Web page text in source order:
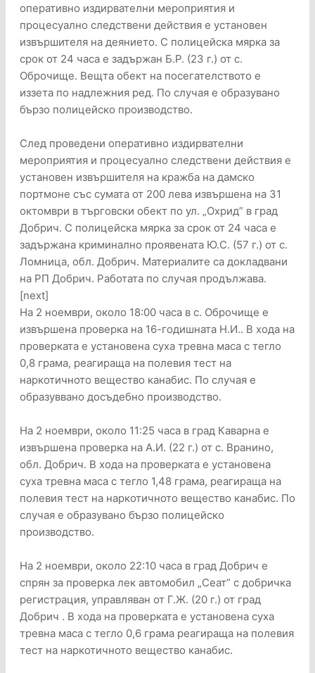
оперативно издирвателни мероприятия и
процесуално следствени действия е установен
извършителя на деянието. С полицейска мярка за
срок от 24 часа е задържан Б.Р. (23 г.) от с.
Оброчище. Вещта обект на посегателството е
иззета по надлежния ред. По случая е образувано
бързо полицейско производство.
След проведени оперативно издирвателни
мероприятия и процесуално следствени действия е
установен извършителя на кражба на дамско
портмоне със сумата от 200 лева извършена на 31
октомври в търговски обект по ул. „Охрид” в град
Добрич. С полицейска мярка за срок от 24 часа е
задържана криминално проявената Ю.С. (57 г.) от с.
Ломница, обл. Добрич. Материалите са докладвани
на РП Добрич. Работата по случая продължава.
[next]
На 2 ноември, около 18:00 часа в с. Оброчище е
извършена проверка на 16-годишната Н.И.. В хода на
проверката е установена суха тревна маса с тегло
0,8 грама, реагираща на полевия тест на
наркотичното вещество канабис. По случая е
образуввано досъдебно производство.
На 2 ноември, около 11:25 часа в град Каварна е
извършена проверка на А.И. (22 г.) от с. Вранино,
обл. Добрич. В хода на проверката е установена
суха тревна маса с тегло 1,48 грама, реагираща на
полевия тест на наркотичното вещество канабис. По
случая е образувано бързо полицейско
производство.
На 2 ноември, около 22:10 часа в град Добрич е
спрян за проверка лек автомобил „Сеат” с добричка
регистрация, управляван от Г.Ж. (20 г.) от град
Добрич . В хода на проверката е установена суха
тревна маса с тегло 0,6 грама реагираща на полевия
тест на наркотичното вещество канабис.